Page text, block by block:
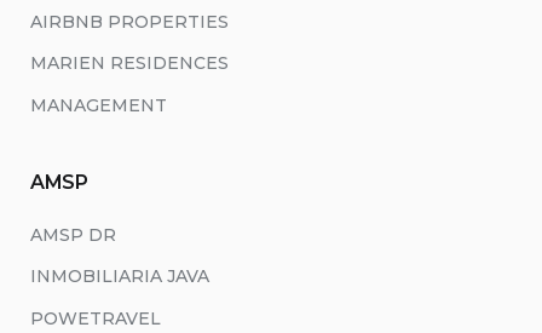
AIRBNB PROPERTIES
MARIEN RESIDENCES
MANAGEMENT
AMSP
AMSP DR
INMOBILIARIA JAVA
POWETRAVEL